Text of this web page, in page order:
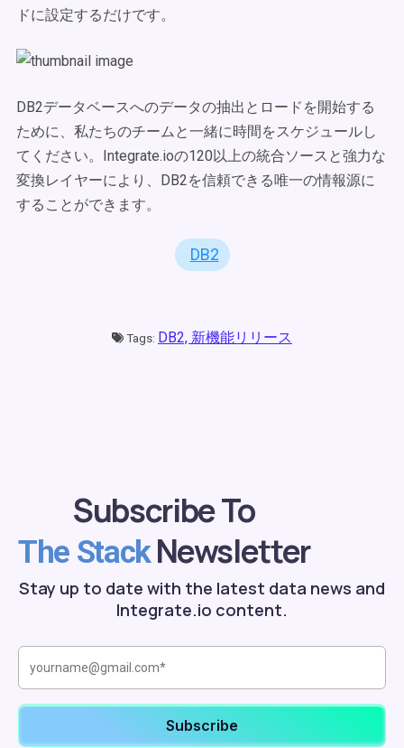
ドに設定するだけです。
DB2データベースへのデータの抽出とロードを開始する
ために、私たちのチームと一緒に時間をスケジュールし
てください。Integrate.ioの120以上の統合ソースと強力な
変換レイヤーにより、DB2を信頼できる唯一の情報源に
することができます。
DB2
Tags: DB2, 新機能リリース
Subscribe To
The StackNewsletter
Stay up to date with the latest data news and
Integrate.io content.